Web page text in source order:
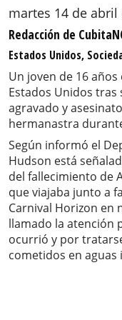
martes 14 de abril
Redacción de
Estados Unidos,
Un joven de 16
Estados Unidos tras
agravado y
hermanastra
Según informó el
Hudson está
del fallecimiento de
que viajaba junto a
Carnival Horizon en
llamado la atención
ocurrió y por
cometidos en